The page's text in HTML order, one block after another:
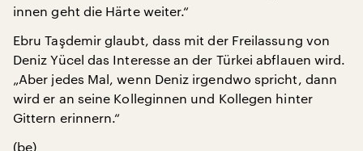
innen geht die Härte weiter.“
Ebru Taşdemir glaubt, dass mit der Freilassung von
Deniz Yücel das Interesse an der Türkei abflauen wird.
„Aber jedes Mal, wenn Deniz irgendwo spricht, dann
wird er an seine Kolleginnen und Kollegen hinter
Gittern erinnern.“
(be)